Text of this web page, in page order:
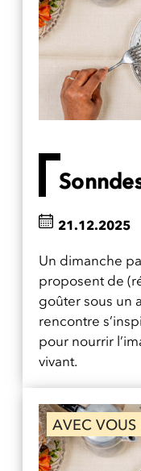
Un dimanche
proposent de
goûter sous un
rencontre
pour nourrir
vivant.
21.12.2025
AVEC VOUS